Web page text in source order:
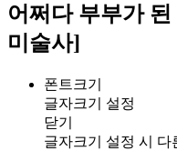
어쩌다 부부가
미술사]
폰트크기
글자크기 설정
닫기
글자크기 설정 시 다